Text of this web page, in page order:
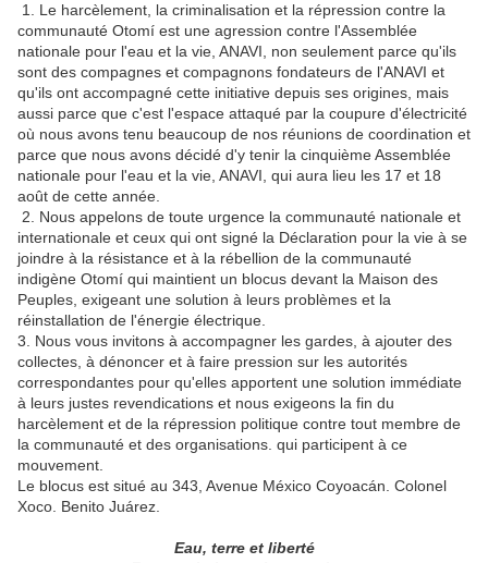
1. Le harcèlement, la criminalisation et la répression contre la
communauté Otomí est une agression contre l'Assemblée
nationale pour l'eau et la vie, ANAVI, non seulement parce qu'ils
sont des compagnes et compagnons fondateurs de l'ANAVI et
qu'ils ont accompagné cette initiative depuis ses origines, mais
aussi parce que c'est l'espace attaqué par la coupure d'électricité
où nous avons tenu beaucoup de nos réunions de coordination et
parce que nous avons décidé d'y tenir la cinquième Assemblée
nationale pour l'eau et la vie, ANAVI, qui aura lieu les 17 et 18
août de cette année.
2. Nous appelons de toute urgence la communauté nationale et
internationale et ceux qui ont signé la Déclaration pour la vie à se
joindre à la résistance et à la rébellion de la communauté
indigène Otomí qui maintient un blocus devant la Maison des
Peuples, exigeant une solution à leurs problèmes et la
réinstallation de l'énergie électrique.
3. Nous vous invitons à accompagner les gardes, à ajouter des
collectes, à dénoncer et à faire pression sur les autorités
correspondantes pour qu'elles apportent une solution immédiate
à leurs justes revendications et nous exigeons la fin du
harcèlement et de la répression politique contre tout membre de
la communauté et des organisations. qui participent à ce
mouvement.
Le blocus est situé au 343, Avenue México Coyoacán. Colonel
Xoco. Benito Juárez.
Eau, terre et liberté